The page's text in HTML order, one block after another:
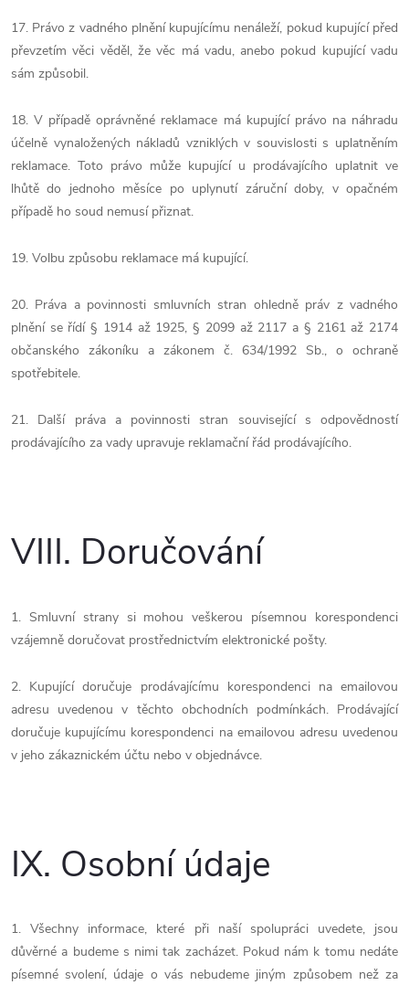
17. Právo z vadného plnění kupujícímu nenáleží, pokud kupující před
převzetím věci věděl, že věc má vadu, anebo pokud kupující vadu
sám způsobil.
18. V případě oprávněné reklamace má kupující právo na náhradu
účelně vynaložených nákladů vzniklých v souvislosti s uplatněním
reklamace. Toto právo může kupující u prodávajícího uplatnit ve
lhůtě do jednoho měsíce po uplynutí záruční doby, v opačném
případě ho soud nemusí přiznat.
19. Volbu způsobu reklamace má kupující.
20. Práva a povinnosti smluvních stran ohledně práv z vadného
plnění se řídí § 1914 až 1925, § 2099 až 2117 a § 2161 až 2174
občanského zákoníku a zákonem č. 634/1992 Sb., o ochraně
spotřebitele.
21. Další práva a povinnosti stran související s odpovědností
prodávajícího za vady upravuje reklamační řád prodávajícího.
VIII. Doručování
1. Smluvní strany si mohou veškerou písemnou korespondenci
vzájemně doručovat prostřednictvím elektronické pošty.
2. Kupující doručuje prodávajícímu korespondenci na emailovou
adresu uvedenou v těchto obchodních podmínkách. Prodávající
doručuje kupujícímu korespondenci na emailovou adresu uvedenou
v jeho zákaznickém účtu nebo v objednávce.
IX. Osobní údaje
1. Všechny informace, které při naší spolupráci uvedete, jsou
důvěrné a budeme s nimi tak zacházet. Pokud nám k tomu nedáte
písemné svolení, údaje o vás nebudeme jiným způsobem než za